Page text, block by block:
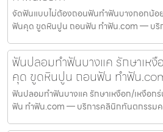
จัดฟันแบบไม่ต้องถอนฟันทำฟันบางกอกน้อย
ฟันคุด ขูดหินปูน ถอนฟัน ทำฟัน.com — บริ
ฟันปลอมทำฟันบางแค รักษาเห
คุด ขูดหินปูน ถอนฟัน ทำฟัน
ฟันปลอมทำฟันบางแค รักษาเหงือก/เหงือ
ฟัน ทำฟัน.com — บริการคลินิกทันตกรรมค